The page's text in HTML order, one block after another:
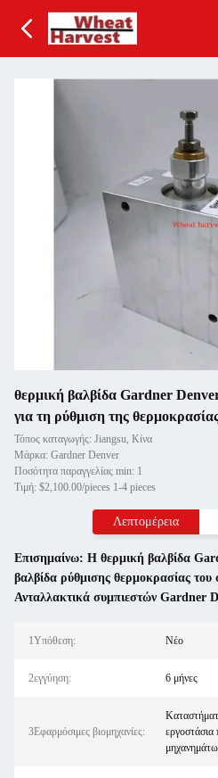
θερμική βαλβίδα Gardner
για τη ρύθμιση της
Τόπος καταγωγής: Jiangsu, Κίνα
Μάρκα: Gardner Denver
Ποσότητα παραγγελίας min: 1
Τιμή: $2,100.00/pieces 1-4 pieces
Λεπτομέρεια
Επισημαίνω: Η θερμική βαλβίδα
βαλβίδα ρύθμισης θερμοκρασίας του
Ανταλλακτικά συμπιεστών Gardner
1Υπόθεση: Νέο
2εγγύηση: 6 μήνες
3Εφαρμόσιμες βιομηχανίες:
εργοστάσια